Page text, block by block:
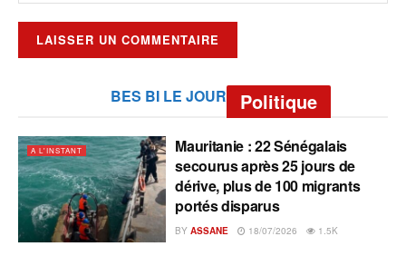
BES BI LE JOUR Politique
A L'INSTANT
Mauritanie : 22 Sénégalais
secourus après 25 jours de
dérive, plus de 100 migrants
portés disparus
BY ASSANE 18/07/2026 1.5K